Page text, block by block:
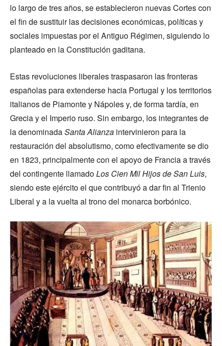
lo largo de tres años, se establecieron nuevas Cortes con
el fin de sustituir las decisiones económicas, políticas y
sociales impuestas por el Antiguo Régimen, siguiendo lo
planteado en la Constitución gaditana.
Estas revoluciones liberales traspasaron las fronteras
españolas para extenderse hacia Portugal y los territorios
italianos de Piamonte y Nápoles y, de forma tardía, en
Grecia y el Imperio ruso. Sin embargo, los integrantes de
la denominadaSanta Alianza intervinieron para la
restauración del absolutismo, como efectivamente se dio
en 1823, principalmente con el apoyo de Francia a través
del contingente llamadoLos Cien Mil Hijos de San Luis,
siendo este ejército el que contribuyó a dar fin al Trienio
Liberal y a la vuelta al trono del monarca borbónico.